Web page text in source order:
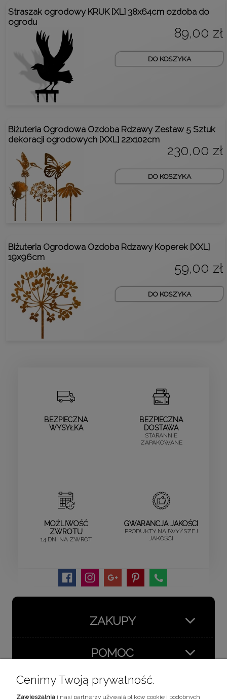
Straszak ogrodowy KRUK [XL] 38x64cm ozdoba do
ogrodu
89,00 zł
DO KOSZYKA
Biżuteria Ogrodowa Ozdoba Rdzawy Zestaw 5 Sztuk
dekoracji ogrodowych [XXL] 22x102cm
230,00 zł
DO KOSZYKA
Biżuteria Ogrodowa Ozdoba Rdzawy Koperek [XXL]
19x96cm
59,00 zł
DO KOSZYKA
BEZPIECZNA
WYSYŁKA
BEZPIECZNA
DOSTAWA
STARANNIE
ZAPAKOWANE
MOŻLIWOŚĆ
ZWROTU
14 DNI NA ZWROT
GWARANCJA JAKOŚCI
PRODUKTY NAJWYŻSZEJ
JAKOŚCI
ZAKUPY
POMOC
MOJE KONTO
Cenimy Twoją prywatność.
Zawieszalnia i nasi partnerzy używają plików cookie i podobnych